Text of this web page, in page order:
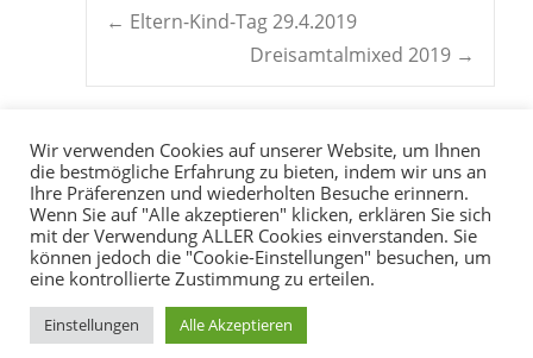
Post
navigation
← Eltern-Kind-Tag 29.4.2019
Dreisamtalmixed 2019 →
Copyright © 2026 TC
Buchenbach e.V.
Wir verwenden Cookies auf unserer Website, um Ihnen
die bestmögliche Erfahrung zu bieten, indem wir uns an
Ihre Präferenzen und wiederholten Besuche erinnern.
Wenn Sie auf "Alle akzeptieren" klicken, erklären Sie sich
mit der Verwendung ALLER Cookies einverstanden. Sie
können jedoch die "Cookie-Einstellungen" besuchen, um
eine kontrollierte Zustimmung zu erteilen.
Einstellungen Alle Akzeptieren